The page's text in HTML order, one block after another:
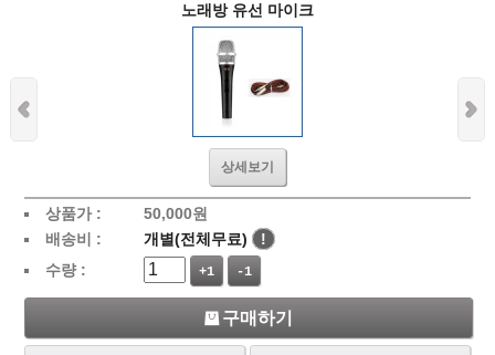
노래방 유선 마이크
상세보기
상품가 : 50,000원
배송비 :
개별(전체무료)
!
수량 :
+1 -1
구매하기